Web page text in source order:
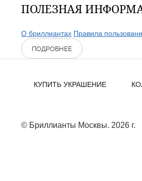
ПОЛЕЗНАЯ
О бриллиантах Правила
ПОДРОБНЕЕ
КУПИТЬ УКРАШЕНИЕ
© Бриллианты Москвы. 2026 г.